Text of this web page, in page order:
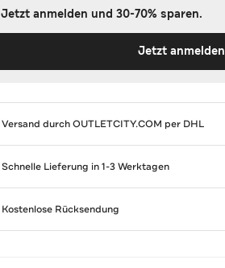
Jetzt anmelden und 30-70% sparen.
Jetzt anmelden
Versand durchOUTLETCITY.COM per DHL
Schnelle Lieferung in 1-3 Werktagen
Kostenlose Rücksendung